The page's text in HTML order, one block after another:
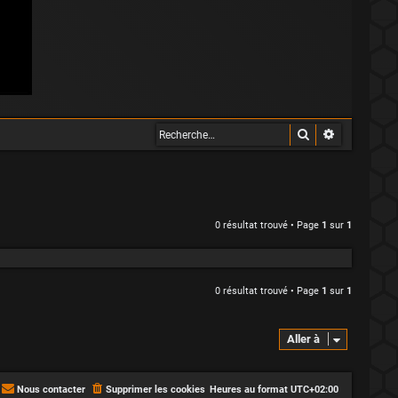
Rechercher
0 résultat trouvé • Page 1 sur 1
0 résultat trouvé • Page 1 sur 1
Aller à
Heures au format UTC+02:00
Supprimer les cookies
Nous contacter